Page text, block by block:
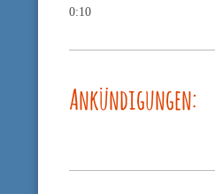
0:10
Ankündigungen: